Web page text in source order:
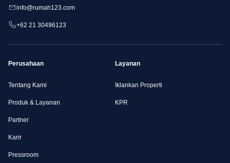
Perusahaan
Tentang Kami
Produk & Layanan
Partner
Karir
Pressroom
Layanan
Iklankan Properti
KPR
info@rumah123.com
+62 21 30496123